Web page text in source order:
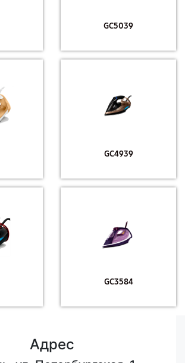
GC5039
GC4939
GC3584
Адрес